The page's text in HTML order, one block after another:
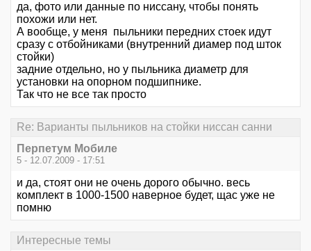
да, фото или данные по ниссану, чтобы понять
похожи или нет.
А вообще, у меня пыльники передних стоек идут
сразу с отбойниками (внутренний диамер под шток
стойки)
задние отдельно, но у пыльника диаметр для
установки на опорном подшипнике.
Так что не все так просто
Re: Варианты пыльников на стойки ниссан санни
Перпетум Мобиле
5 - 12.07.2009 - 17:51
и да, стоят они не очень дорого обычно. весь
комплект в 1000-1500 наверное будет, щас уже не
помню
Интересные темы